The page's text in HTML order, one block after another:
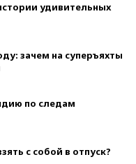
удивительных
зачем на суперъяхты
по следам
с собой в отпуск?